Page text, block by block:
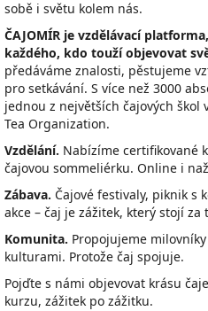
sobě i světu kolem nás.
ČAJOMÍR je vzdělávací
každého, kdo touží objevovat
předáváme znalosti, pěstujeme
pro setkávání. S více než 3000
jednou z největších čajových škol
Tea Organization.
Vzdělání. Nabízíme certifikované
čajovou sommeliérku. Online i
Zábava. Čajové festivaly, piknik s
akce – čaj je zážitek, který stojí za
Komunita. Propojujeme
kulturami. Protože čaj spojuje.
Pojďte s námi objevovat krásu
kurzu, zážitek po zážitku.